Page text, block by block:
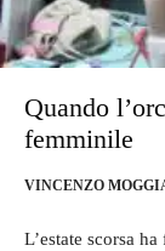
Quando
femminile
VINCENZO
L’estate scorsa